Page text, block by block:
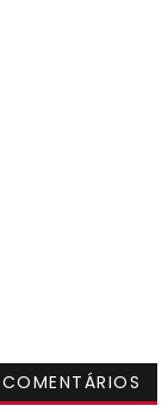
COMENTÁRIOS